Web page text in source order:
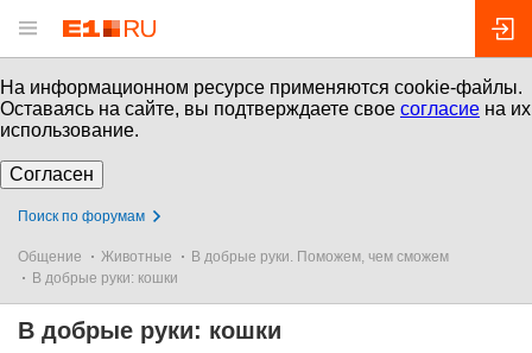
На информационном ресурсе применяются cookie-файлы.
Оставаясь на сайте, вы подтверждаете свое согласие на их
использование.
Согласен
Поиск по форумам
Общение Животные
В добрые руки. Поможем, чем сможем
В добрые руки: кошки
В добрые руки: кошки